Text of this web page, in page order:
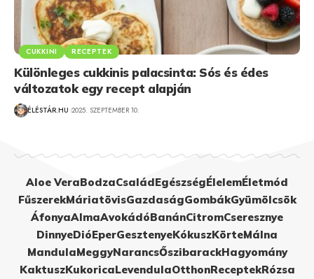
CUKKINI RECEPTEK
Különleges cukkinis palacsinta: Sós és édes
változatok egy recept alapján
ÉLÉSTÁR.HU 2025. SZEPTEMBER 10.
Aloe VeraBodzaCsaládEgészségÉlelemÉletmód
FűszerekMáriatövisGazdaságGombákGyümölcsök
ÁfonyaAlmaAvokádóBanánCitromCseresznye
DinnyeDióEperGesztenyeKókuszKörteMálna
MandulaMeggyNarancsŐszibarackHagyomány
KaktuszKukoricaLevendulaOtthonReceptekRózsa